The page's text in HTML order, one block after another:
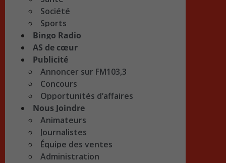
Société
Sports
Bingo Radio
AS de cœur
Publicité
Annoncer sur FM103,3
Concours
Opportunités d’affaires
Nous Joindre
Animateurs
Journalistes
Équipe des ventes
Administration